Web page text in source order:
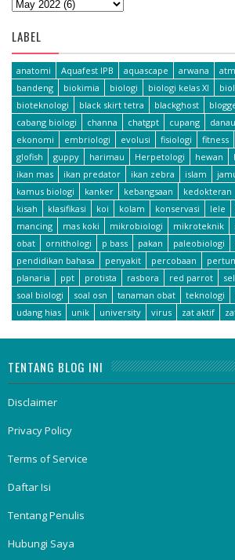
LABEL
anatomi Aquafest IPB aquascape arwana
bandeng
biokimia biologi biologi kelas XI
bioteknologi
black skirt tetra blackghost
cabang biologi
channa chatgpt cupang danau
ekonomi
embriologi evolusi fisiologi fitness
glofish
guppy harimau Herpetologi hewan
ikan mas
ikan predator ikan zebra islam
kamus biologi
kanker kebangsaan kedokteran
kisah
klasifikasi koi kolam konservasi lele
mancing
mas koki mikrobiologi mikroteknik
obat
ornithologi p bass pakan paleobiologi
pendidikan bahasa
penyakit percobaan
planaria
ppt protista rasbora red parrot sel
soal biologi
soal osn tanaman obat teknologi
udang hias
unik university virus zat aktif
TENTANG BLOG INI
Disclaimer
Privacy Policy
Terms of Service
Daftar Isi
Tentang Penulis
Hubungi Saya